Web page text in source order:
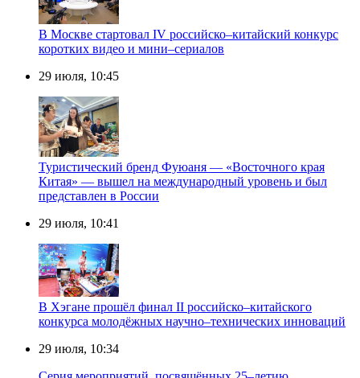
В Москве стартовал IV российско–китайский конкурс
коротких видео и мини–сериалов
29 июля, 10:45
Туристический бренд Фуюаня — «Восточного края
Китая» — вышел на международный уровень и был
представлен в России
29 июля, 10:41
В Хэгане прошёл финал II российско–китайского
конкурса молодёжных научно–технических инноваций
29 июля, 10:34